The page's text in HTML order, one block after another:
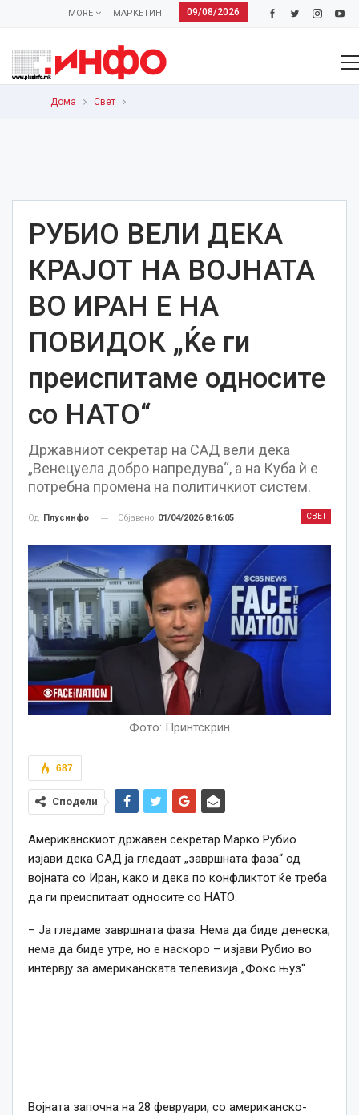
09/08/2026
МАРКЕТИНГ
MORE
Дома Свет
РУБИО ВЕЛИ ДЕКА
КРАЈОТ НА ВОЈНАТА
ВО ИРАН Е НА
ПОВИДОК „Ќе ги
преиспитаме односите
со НАТО“
Државниот секретар на САД вели дека
„Венецуела добро напредува“, а на Куба ѝ е
потребна промена на политичкиот систем.
СВЕТ
Од Плусинфо Објавено 01/04/2026 8:16:05
Фото: Принтскрин
687
Сподели
Американскиот државен секретар Марко Рубио
изјави дека САД ја гледаат „завршната фаза“ од
војната со Иран, како и дека по конфликтот ќе треба
да ги преиспитаат односите со НАТО.
– Ја гледаме завршната фаза. Нема да биде денеска,
нема да биде утре, но е наскоро – изјави Рубио во
интервју за американската телевизија „Фокс њуз“.
Војната започна на 28 февруари, со американско-